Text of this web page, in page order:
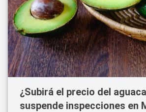
¿Subirá el precio del
suspende inspecciones en